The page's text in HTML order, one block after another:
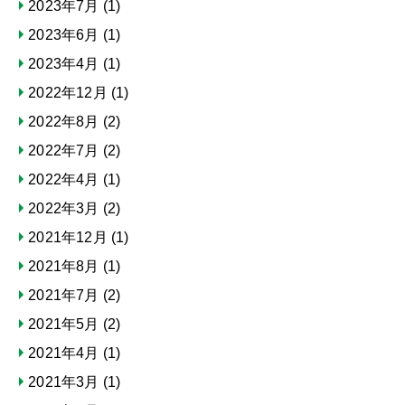
2023年7月 (1)
2023年6月 (1)
2023年4月 (1)
2022年12月 (1)
2022年8月 (2)
2022年7月 (2)
2022年4月 (1)
2022年3月 (2)
2021年12月 (1)
2021年8月 (1)
2021年7月 (2)
2021年5月 (2)
2021年4月 (1)
2021年3月 (1)